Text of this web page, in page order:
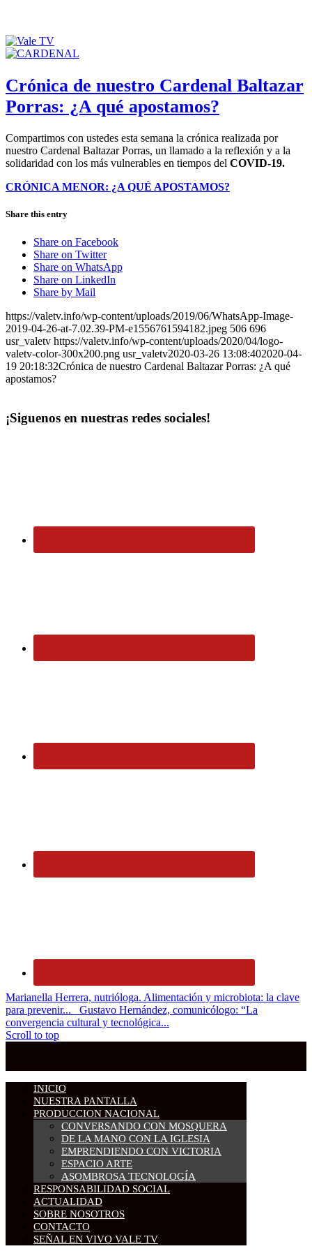
Crónica de nuestro Cardenal Baltazar
Porras: ¿A qué apostamos?
Compartimos con ustedes esta semana la crónica realizada por
nuestro Cardenal Baltazar Porras, un llamado a la reflexión y a la
solidaridad con los más vulnerables en tiempos del COVID-19.
CRÓNICA MENOR: ¿A QUÉ APOSTAMOS?
Share this entry
Share on Facebook
Share on Twitter
Share on WhatsApp
Share on LinkedIn
Share by Mail
https://valetv.info/wp-content/uploads/2019/06/WhatsApp-Image-
2019-04-26-at-7.02.39-PM-e1556761594182.jpeg 506 696
usr_valetv https://valetv.info/wp-content/uploads/2020/04/logo-
valetv-color-300x200.png usr_valetv2020-03-26 13:08:402020-04-
19 20:18:32Crónica de nuestro Cardenal Baltazar Porras: ¿A qué
apostamos?
¡Siguenos en nuestras redes sociales!
Marianella Herrera, nutrióloga. Alimentación y microbiota: la clave
para prevenir...
Gustavo Hernández, comunicólogo: “La
convergencia cultural y tecnológica...
Scroll to top
INICIO
NUESTRA PANTALLA
PRODUCCION NACIONAL
CONVERSANDO CON MOSQUERA
DE LA MANO CON LA IGLESIA
EMPRENDIENDO CON VICTORIA
ESPACIO ARTE
ASOMBROSA TECNOLOGÍA
RESPONSABILIDAD SOCIAL
ACTUALIDAD
SOBRE NOSOTROS
CONTACTO
SEÑAL EN VIVO VALE TV